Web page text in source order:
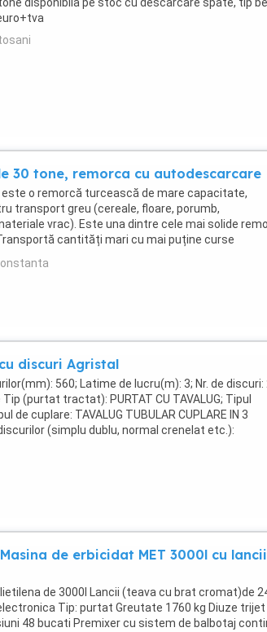
30 tone, remorca cu autodescarcare
este o remorcă turcească de mare capacitate,
transport greu (cereale, floare, porumb,
vrac). Este una dintre cele mai solide
cantități mari cu mai puține curse
bună la încărcare maximă Ideală pentru campanii
floare) Cost de întreținere redus Durată lungă
masive
discuri Agristal
560; Latime de lucru(m): 3; Nr. de discuri:
(purtat tractat): PURTAT CU TAVALUG; Tipul
de cuplare: TAVALUG TUBULAR CUPLARE IN 3
(simplu dublu, normal crenelat etc.):
Echipare Lungime totala 3000mm, Greutate
discuri 24, Cu tavalug tip bara Necesar putere
de discuri fi 560 distanta intre discuri 850mm
de erbicidat MET 3000l cu
de 3000l Lancii (teava cu brat cromat)de
Tip: purtat Greutate 1760 kg Diuze trijet
48 bucati Premixer cu sistem de balbotaj